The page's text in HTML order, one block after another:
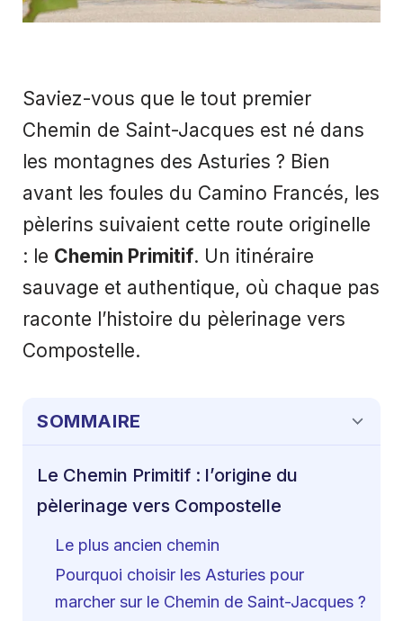
Saviez-vous que le tout premier
Chemin de Saint-Jacques est né dans
les montagnes des Asturies ? Bien
avant les foules du Camino Francés, les
pèlerins suivaient cette route originelle
: le Chemin Primitif. Un itinéraire
sauvage et authentique, où chaque pas
raconte l’histoire du pèlerinage vers
Compostelle.
SOMMAIRE
Le Chemin Primitif : l’origine du
pèlerinage vers Compostelle
Le plus ancien chemin
Pourquoi choisir les Asturies pour
marcher sur le Chemin de Saint-Jacques ?